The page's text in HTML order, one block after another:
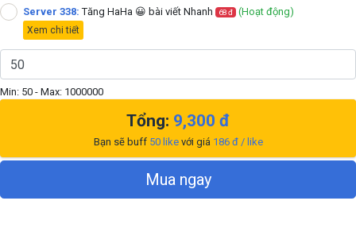
Server 338: Tăng HaHa 😀 bài viết Nhanh 68 đ (Hoạt động)
Xem chi tiết
Min: 50 - Max: 1000000
Tổng: 9,300 đ
Bạn sẽ buff 50likevới giá 186đ / like
Mua ngay